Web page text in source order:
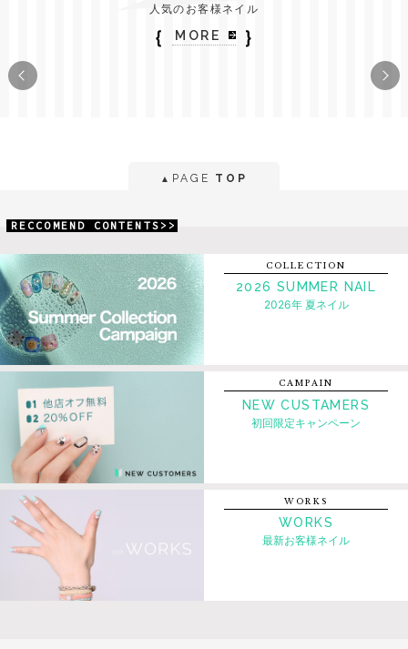
人気のお客様ネイル
｛ MORE ｝
▲ PAGE TOP
RECCOMEND CONTENTS>>
COLLECTION
2026 SUMMER NAIL
2026年 夏ネイル
CAMPAIN
NEW CUSTAMERS
初回限定キャンペーン
WORKS
WORKS
最新お客様ネイル